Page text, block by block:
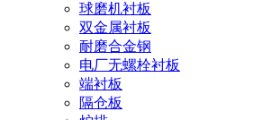
球磨机衬板
双金属衬板
耐磨合金钢
电厂无螺栓衬板
端衬板
隔仓板